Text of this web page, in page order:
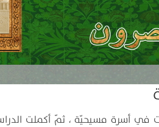
في أسرة مسيحيّة ، ثمّ أكملت